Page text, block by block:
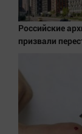
Российские
призвали